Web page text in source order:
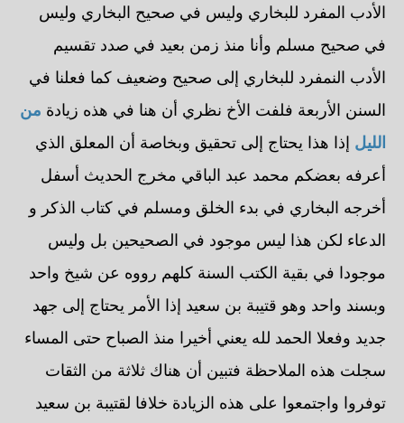
الأدب المفرد للبخاري وليس في صحيح البخاري وليس
في صحيح مسلم وأنا منذ زمن بعيد في صدد تقسيم
الأدب النمفرد للبخاري إلى صحيح وضعيف كما فعلنا في
السنن الأربعة فلفت الأخ نظري أن هنا في هذه زيادة من
الليل إذا هذا يحتاج إلى تحقيق وبخاصة أن المعلق الذي
أعرفه بعضكم محمد عبد الباقي مخرج الحديث أسفل
أخرجه البخاري في بدء الخلق ومسلم في كتاب الذكر و
الدعاء لكن هذا ليس موجود في الصحيحين بل وليس
موجودا في بقية الكتب السنة كلهم رووه عن شيخ واحد
وبسند واحد وهو قتيبة بن سعيد إذا الأمر يحتاج إلى جهد
جديد وفعلا الحمد لله يعني أخيرا منذ الصباح حتى المساء
سجلت هذه الملاحظة فتبين أن هناك ثلاثة من الثقات
توفروا واجتمعوا على هذه الزيادة خلافا لقتيبة بن سعيد